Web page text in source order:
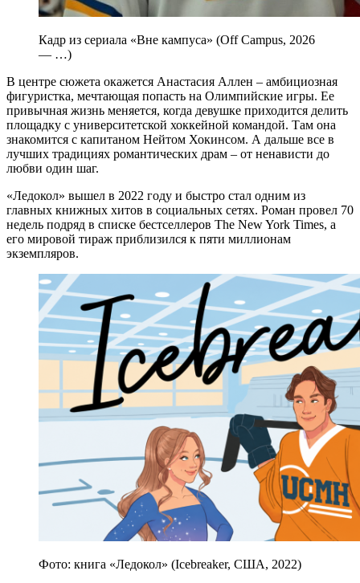
Кадр из сериала «Вне кампуса» (Off Campus, 2026
— …)
В центре сюжета окажется Анастасия Аллен – амбициозная
фигуристка, мечтающая попасть на Олимпийские игры. Ее
привычная жизнь меняется, когда девушке приходится делить
площадку с университетской хоккейной командой. Там она
знакомится с капитаном Нейтом Хокинсом. А дальше все в
лучших традициях романтических драм – от ненависти до
любви один шаг.
«Ледокол» вышел в 2022 году и быстро стал одним из
главных книжных хитов в социальных сетях. Роман провел 70
недель подряд в списке бестселлеров The New York Times, а
его мировой тираж приблизился к пяти миллионам
экземпляров.
Фото: книга «Ледокол» (Icebreaker, США, 2022)